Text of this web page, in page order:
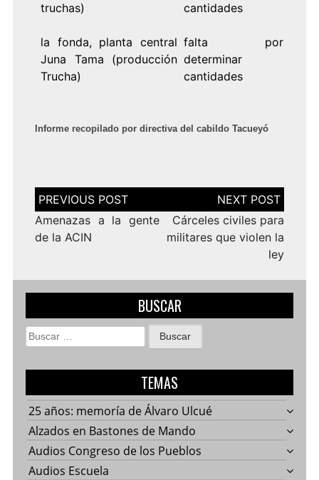
truchas)
cantidades
la fonda, planta central
Juna Tama (producción
Trucha)
falta por
determinar
cantidades
Informe recopilado por directiva del cabildo Tacueyó
Navegación
de
entradas
Amenazas a la gente
de la ACIN
Cárceles civiles para
militares que violen la
ley
BUSCAR
Buscar:
TEMAS
25 años: memoría de Álvaro Ulcué
Alzados en Bastones de Mando
Audios Congreso de los Pueblos
Audios Escuela